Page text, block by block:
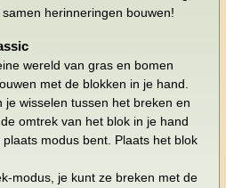
herinneringen bouwen!
wereld van gras en bomen
met de blokken in je hand.
wisselen tussen het breken en
omtrek van het blok in je hand
modus bent. Plaats het blok
modus, je kunt ze breken met de